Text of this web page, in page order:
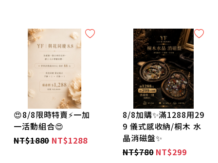
🌺高單價高貨區🌺
🌹水晶 聖物必備用品/碎石消磁/精油保養 區🌹
🌼大手圍大尺寸 手鍊🌼
🌻雙圈/三圈/多圈 手鍊🌻
🌸小手圍/小朋友/幼童 系列🌸
😍8/8限時特賣⚡️一加
一活動組合😍
NT$1880 NT$1288
8/8加購✨滿1288用29
9 儀式感收納/桐木 水
晶消磁盤✨
NT$780 NT$299